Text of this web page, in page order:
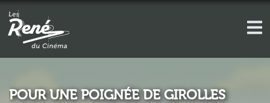
POUR UNE POIGNÉE DE GIROLLES